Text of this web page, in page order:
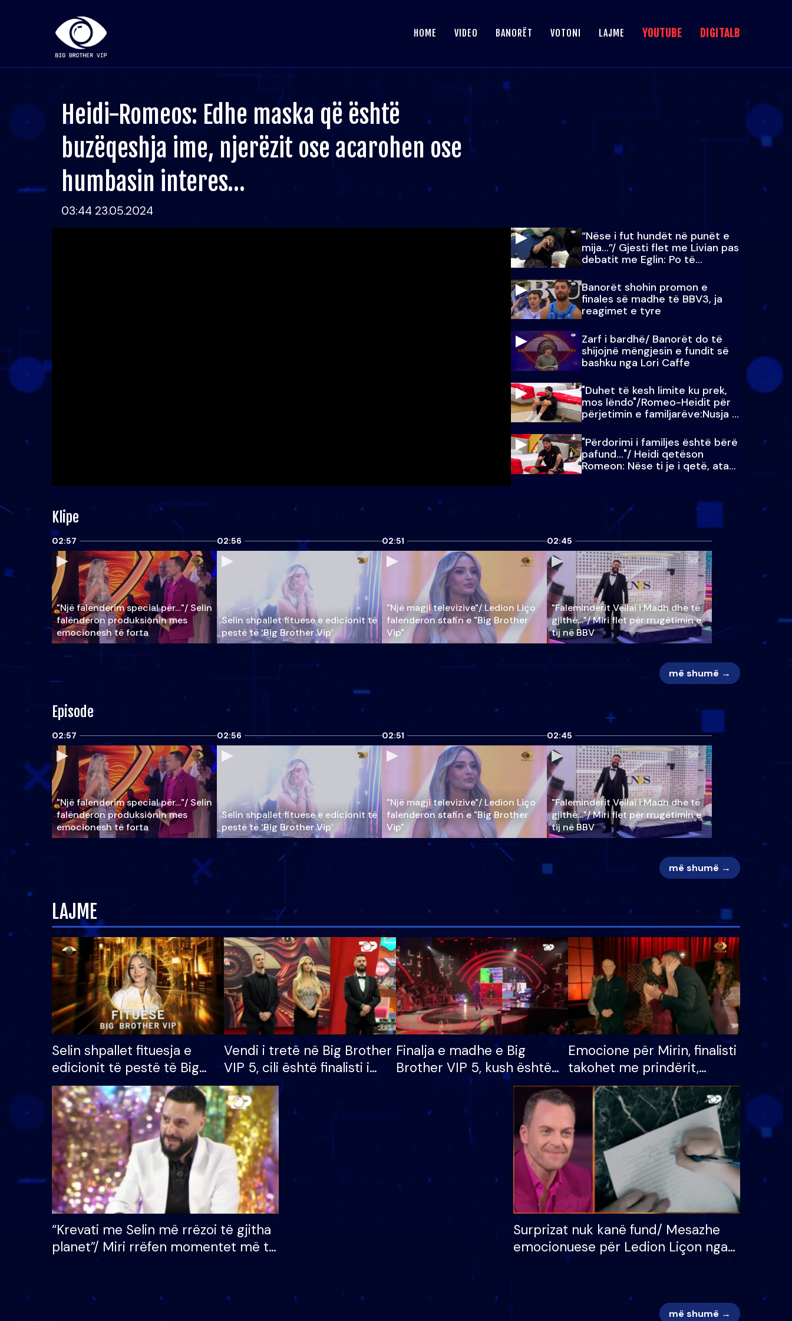
HOME VIDEO BANORËT VOTONI LAJME YOUTUBE DIGITALB
Heidi-Romeos: Edhe maska që është
buzëqeshja ime, njerëzit ose acarohen ose
humbasin interes…
03:44 23.05.2024
“Nëse i fut hundët në punët e
mija…”/ Gjesti flet me Livian pas
debatit me Eglin: Po të
paralajmëroj
Banorët shohin promon e
finales së madhe të BBV3, ja
reagimet e tyre
Zarf i bardhë/ Banorët do të
shijojnë mëngjesin e fundit së
bashku nga Lori Caffe
"Duhet të kesh limite ku prek,
mos lëndo"/Romeo-Heidit për
përjetimin e familjarëve:Nusja e
Julit…
"Përdorimi i familjes është bërë
pafund…"/ Heidi qetëson
Romeon: Nëse ti je i qetë, ata
qetësohen
Klipe
02:57
"Një falenderim special për…"/ Selin
falënderon produksionin mes
emocionesh të forta
02:56
Selin shpallet fituese e edicionit të
pestë të ‘Big Brother Vip’
02:51
"Një magji televizive"/ Ledion Liço
falenderon stafin e "Big Brother
Vip"
02:45
"Faleminderit Vëllai i Madh dhe të
gjithë…"/ Miri flet për rrugëtimin e
tij në BBV
më shumë →
Episode
02:57
"Një falenderim special për…"/ Selin
falënderon produksionin mes
emocionesh të forta
02:56
Selin shpallet fituese e edicionit të
pestë të ‘Big Brother Vip’
02:51
"Një magji televizive"/ Ledion Liço
falenderon stafin e "Big Brother
Vip"
02:45
"Faleminderit Vëllai i Madh dhe të
gjithë…"/ Miri flet për rrugëtimin e
tij në BBV
më shumë →
LAJME
Selin shpallet fituesja e
edicionit të pestë të Big
Brother VIP, rrëmben
çmimin e madh prej 100
mijë eurosh
Vendi i tretë në Big Brother
VIP 5, cili është finalisti i
radhës që lë shtëpinë
Finalja e madhe e Big
Brother VIP 5, kush është
banori i parë që lë shtëpinë
dhe humb mundësinë për
të fituar çmimin e madh
Emocione për Mirin, finalisti
takohet me prindërit,
vajzën dhe bashkëshorten:
S’kemi ndonjë letër divorci
apo jo?
“Krevati me Selin më rrëzoi të gjitha
planet”/ Miri rrëfen momentet më të
bukura në shtëpinë e BB VIP: Do më
Surprizat nuk kanë fund/ Mesazhe
emocionuese për Ledion Liçon nga
nëna dhe fëmijët e tij, moderatori
më shumë →